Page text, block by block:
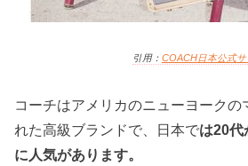
引用： COACH日本公式サ
コーチはアメリカのニューヨークの
れた高級ブランドで、日本では20代
に人気があります。